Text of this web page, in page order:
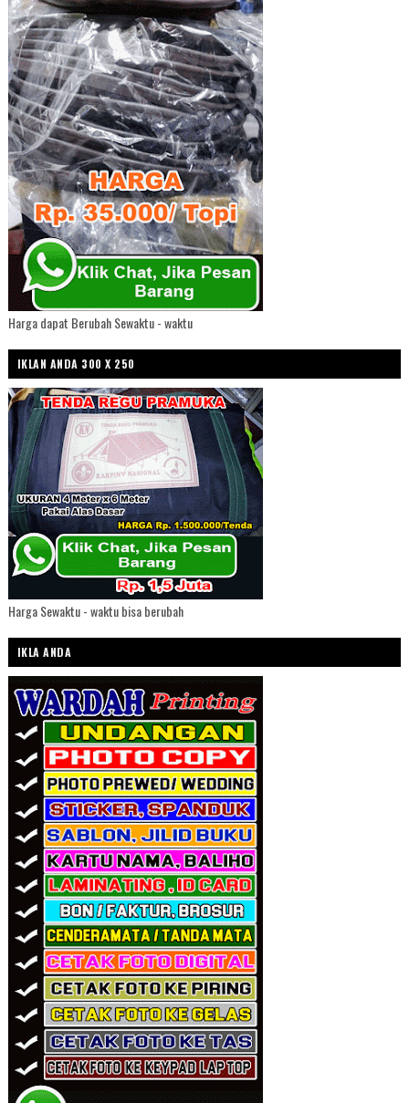
Harga dapat Berubah Sewaktu - waktu
IKLAN ANDA 300 X 250
Harga Sewaktu - waktu bisa berubah
IKLA ANDA